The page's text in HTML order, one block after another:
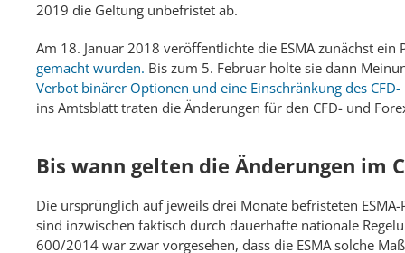
2019 die Geltung unbefristet ab.
Am 18. Januar 2018 veröffentlichte die ESMA zunächst ein
gemacht wurden. Bis zum 5. Februar holte sie dann
Verbot binärer Optionen und eine Einschränkung des
ins Amtsblatt traten die Änderungen für den CFD- und
Bis wann gelten die Änderungen im
Die ursprünglich auf jeweils drei Monate befristeten
sind inzwischen faktisch durch dauerhafte nationale
600/2014 war zwar vorgesehen, dass die ESMA solche